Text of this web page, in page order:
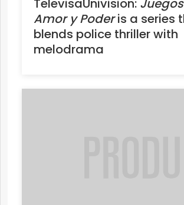
TelevisaUnivision:
Amor y Poderis a series
blends police thriller with
melodrama